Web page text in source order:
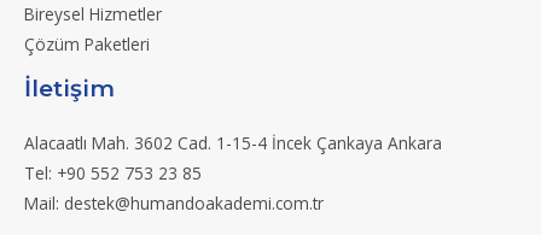
Bireysel Hizmetler
Çözüm Paketleri
İletişim
Alacaatlı Mah. 3602 Cad. 1-15-4 İncek Çankaya Ankara
Tel: +90 552 753 23 85
Mail: destek@humandoakademi.com.tr